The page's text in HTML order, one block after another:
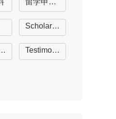
留学申请offer
Scholarships
Course Testimonials